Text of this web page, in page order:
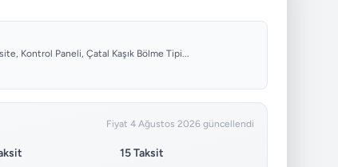
Kontrol Paneli, Çatal Kaşık Bölme Tipi...
Fiyat 4 Ağustos 2026 güncellendi
15 Taksit